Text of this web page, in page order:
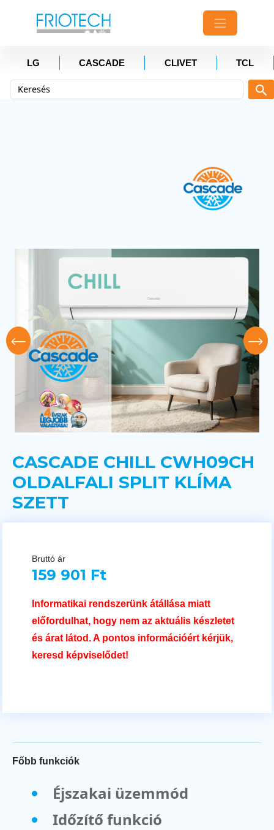
LG CASCADE CLIVET TCL
CASCADE CHILL CWH09CH
OLDALFALI SPLIT KLÍMA
SZETT
Bruttó ár
159 901 Ft
Informatikai rendszerünk átállása miatt
előfordulhat, hogy nem az aktuális készletet
és árat látod. A pontos információért kérjük,
keresd képviselődet!
Főbb funkciók
Éjszakai üzemmód
Időzítő funkció